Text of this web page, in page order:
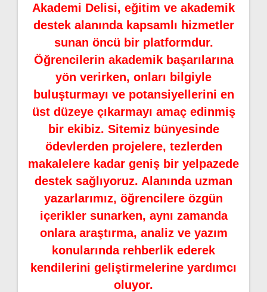
Akademi Delisi, eğitim ve akademik
destek alanında kapsamlı hizmetler
sunan öncü bir platformdur.
Öğrencilerin akademik başarılarına
yön verirken, onları bilgiyle
buluşturmayı ve potansiyellerini en
üst düzeye çıkarmayı amaç edinmiş
bir ekibiz. Sitemiz bünyesinde
ödevlerden projelere, tezlerden
makalelere kadar geniş bir yelpazede
destek sağlıyoruz. Alanında uzman
yazarlarımız, öğrencilere özgün
içerikler sunarken, aynı zamanda
onlara araştırma, analiz ve yazım
konularında rehberlik ederek
kendilerini geliştirmelerine yardımcı
oluyor.